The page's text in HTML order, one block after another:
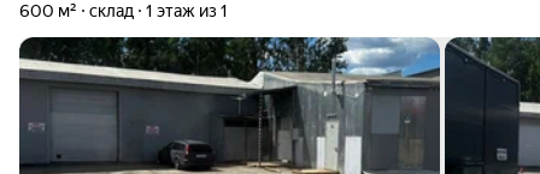
600 м² склад 1 этаж из 1